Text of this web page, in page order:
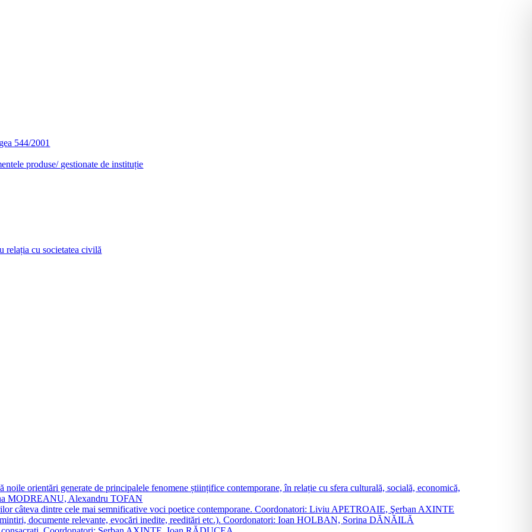
544/2001
produse/ gestionate de instituție
relația cu societatea civilă
noile orientări generate de principalele fenomene științifice contemporane, în relație cu sfera culturală, socială, economică,
MODREANU, Alexandru TOFAN
câteva dintre cele mai semnificative voci poetice contemporane. Coordonatori: Liviu APETROAIE, Şerban AXINTE
documente relevante, evocări inedite, reeditări etc.). Coordonatori: Ioan HOLBAN, Sorina DĂNĂILĂ